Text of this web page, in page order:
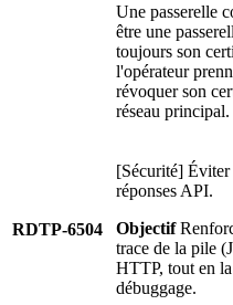
Une passerelle
être une
toujours son
l'opérateur
révoquer son
réseau principal.
RDTP-6504
[Sécurité] Éviter
réponses API.
Objectif
trace de la pile
HTTP, tout en
débuggage.